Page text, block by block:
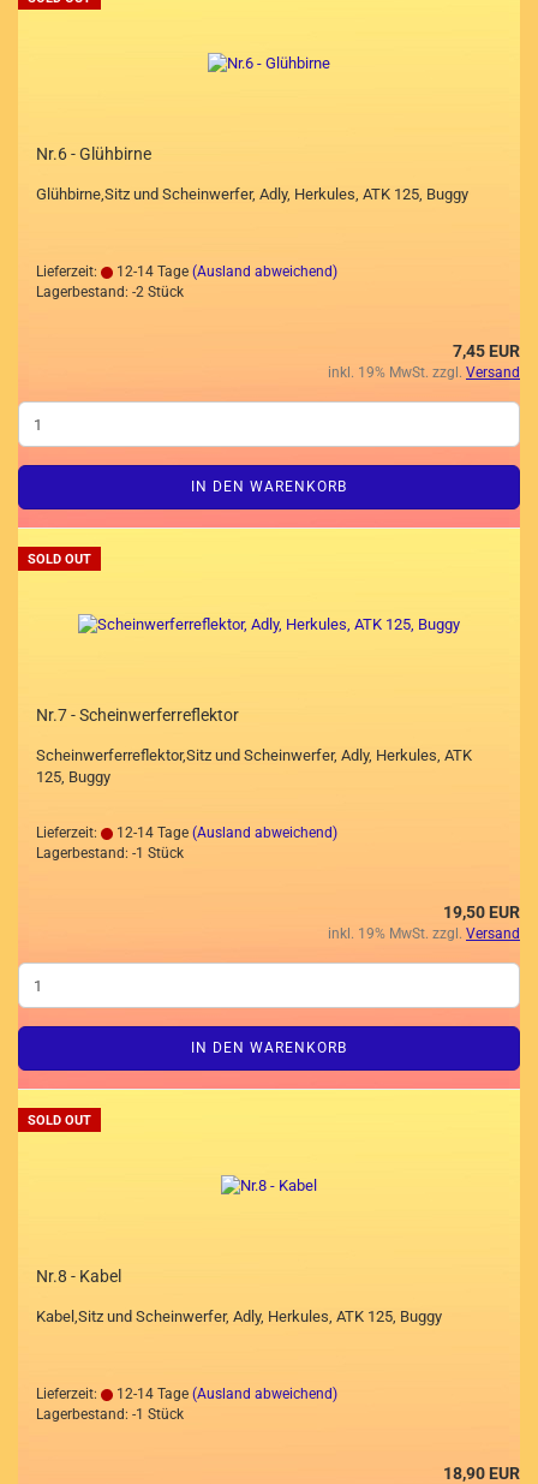
Nr.6 - Glühbirne
Glühbirne,Sitz und Scheinwerfer, Adly, Herkules, ATK 125, Buggy
Lieferzeit: 12-14 Tage (Ausland abweichend)
Lagerbestand: -2 Stück
7,45 EUR
inkl. 19% MwSt. zzgl. Versand
IN DEN WARENKORB
SOLD OUT
Nr.7 - Scheinwerferreflektor
Scheinwerferreflektor,Sitz und Scheinwerfer, Adly, Herkules, ATK
125, Buggy
Lieferzeit: 12-14 Tage (Ausland abweichend)
Lagerbestand: -1 Stück
19,50 EUR
inkl. 19% MwSt. zzgl. Versand
IN DEN WARENKORB
SOLD OUT
Nr.8 - Kabel
Kabel,Sitz und Scheinwerfer, Adly, Herkules, ATK 125, Buggy
Lieferzeit: 12-14 Tage (Ausland abweichend)
Lagerbestand: -1 Stück
18,90 EUR